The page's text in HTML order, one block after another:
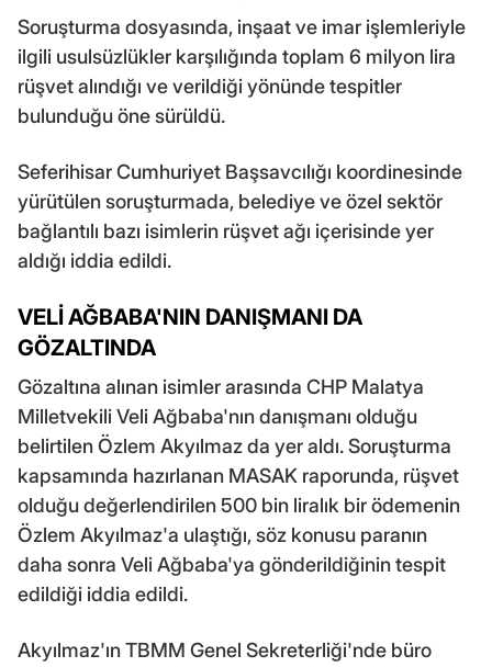
Soruşturma dosyasında, inşaat ve imar işlemleriyle
ilgili usulsüzlükler karşılığında toplam 6 milyon lira
rüşvet alındığı ve verildiği yönünde tespitler
bulunduğu öne sürüldü.
Seferihisar Cumhuriyet Başsavcılığı koordinesinde
yürütülen soruşturmada, belediye ve özel sektör
bağlantılı bazı isimlerin rüşvet ağı içerisinde yer
aldığı iddia edildi.
VELİ AĞBABA'NIN DANIŞMANI DA
GÖZALTINDA
Gözaltına alınan isimler arasında CHP Malatya
Milletvekili Veli Ağbaba'nın danışmanı olduğu
belirtilen Özlem Akyılmaz da yer aldı. Soruşturma
kapsamında hazırlanan MASAK raporunda, rüşvet
olduğu değerlendirilen 500 bin liralık bir ödemenin
Özlem Akyılmaz'a ulaştığı, söz konusu paranın
daha sonra Veli Ağbaba'ya gönderildiğinin tespit
edildiği iddia edildi.
Akyılmaz'ın TBMM Genel Sekreterliği'nde büro